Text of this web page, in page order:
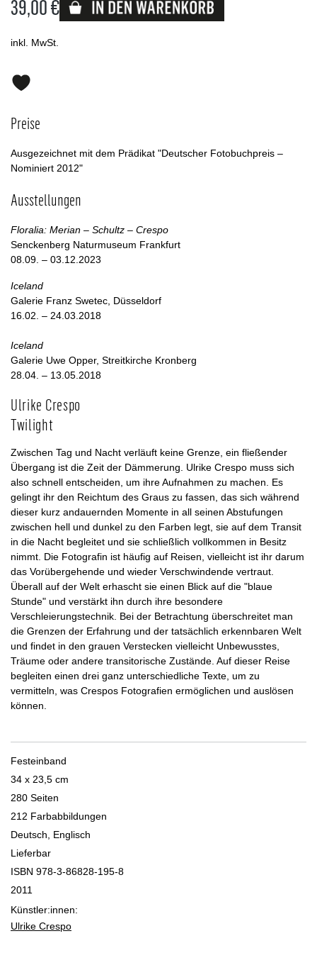
inkl. MwSt.
39,00 € Lieferbar
Preise
Ausgezeichnet mit dem Prädikat "Deutscher Fotobuchpreis –
Nominiert 2012"
Ausstellungen
Floralia: Merian – Schultz ­– Crespo
Senckenberg Naturmuseum Frankfurt
08.09. – 03.12.2023
Iceland
Galerie Franz Swetec, Düsseldorf
16.02. – 24.03.2018
Iceland
Galerie Uwe Opper, Streitkirche Kronberg
28.04. – 13.05.2018
Ulrike Crespo
Twilight
Zwischen Tag und Nacht verläuft keine Grenze, ein fließender
Übergang ist die Zeit der Dämmerung. Ulrike Crespo muss sich
also schnell entscheiden, um ihre Aufnahmen zu machen. Es
gelingt ihr den Reichtum des Graus zu fassen, das sich während
dieser kurz andauernden Momente in all seinen Abstufungen
zwischen hell und dunkel zu den Farben legt, sie auf dem Transit
in die Nacht begleitet und sie schließlich vollkommen in Besitz
nimmt. Die Fotografin ist häufig auf Reisen, vielleicht ist ihr darum
das Vorübergehende und wieder Verschwindende vertraut.
Überall auf der Welt erhascht sie einen Blick auf die "blaue
Stunde" und verstärkt ihn durch ihre besondere
Verschleierungstechnik. Bei der Betrachtung überschreitet man
die Grenzen der Erfahrung und der tatsächlich erkennbaren Welt
und findet in den grauen Verstecken vielleicht Unbewusstes,
Träume oder andere transitorische Zustände. Auf dieser Reise
begleiten einen drei ganz unterschiedliche Texte, um zu
vermitteln, was Crespos Fotografien ermöglichen und auslösen
können.
Festeinband
34 x 23,5 cm
280 Seiten
212 Farbabbildungen
Deutsch, Englisch
Lieferbar
ISBN 978-3-86828-195-8
2011
Künstler:innen:
Ulrike Crespo